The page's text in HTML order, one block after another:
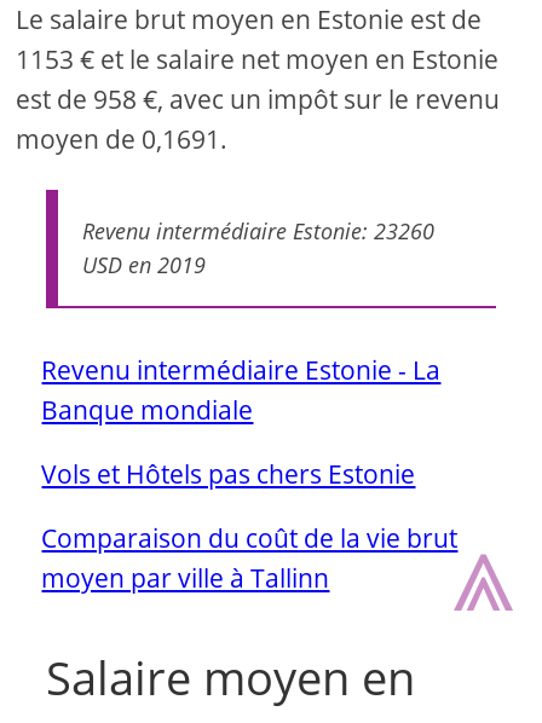
Le salaire brut moyen en Estonie est de
1153 € et le salaire net moyen en Estonie
est de 958 €, avec un impôt sur le revenu
moyen de 0,1691.
Revenu intermédiaire Estonie: 23260
USD en 2019
Revenu intermédiaire Estonie - La
Banque mondiale
Vols et Hôtels pas chers Estonie
Comparaison du coût de la vie brut
moyen par ville à Tallinn
Salaire moyen en
⩓